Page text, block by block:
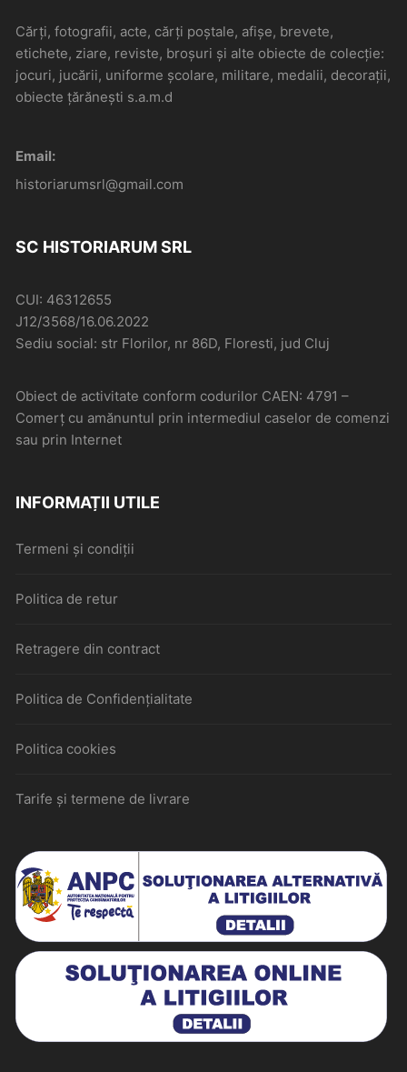
Cărți, fotografii, acte, cărți poștale, afișe, brevete,
etichete, ziare, reviste, broșuri și alte obiecte de colecție:
jocuri, jucării, uniforme școlare, militare, medalii, decorații,
obiecte țărănești s.a.m.d
Email:
historiarumsrl@gmail.com
SC HISTORIARUM SRL
CUI: 46312655
J12/3568/16.06.2022
Sediu social: str Florilor, nr 86D, Floresti, jud Cluj
Obiect de activitate conform codurilor CAEN: 4791 –
Comerţ cu amănuntul prin intermediul caselor de comenzi
sau prin Internet
INFORMAȚII UTILE
Termeni și condiții
Politica de retur
Retragere din contract
Politica de Confidențialitate
Politica cookies
Tarife și termene de livrare